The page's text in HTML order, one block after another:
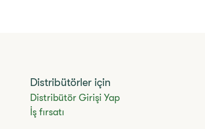
Distribütörler için
Distribütör Girişi Yap
İş fırsatı